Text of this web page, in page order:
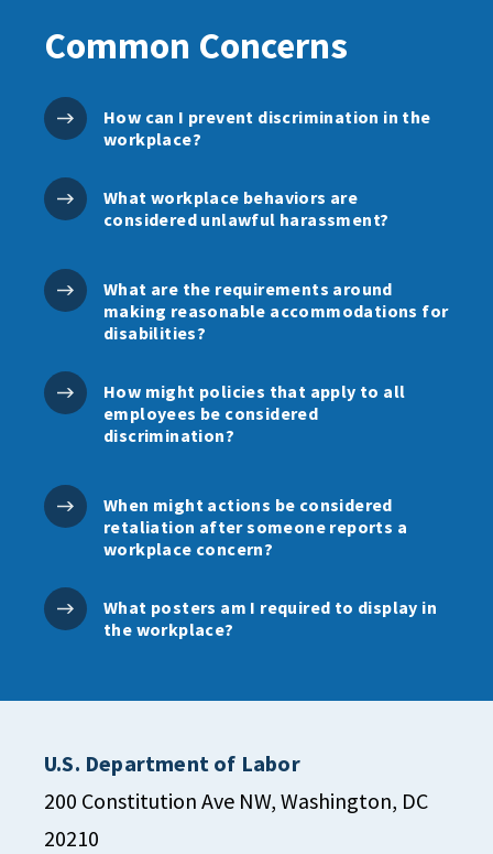
Common Concerns
How can I prevent discrimination in the
workplace?
What workplace behaviors are
considered unlawful harassment?
What are the requirements around
making reasonable accommodations for
disabilities?
How might policies that apply to all
employees be considered
discrimination?
When might actions be considered
retaliation after someone reports a
workplace concern?
What posters am I required to display in
the workplace?
U.S. Department of Labor
200 Constitution Ave NW, Washington, DC
20210